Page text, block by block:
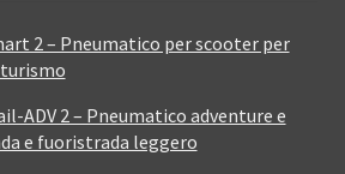
2 – Pneumatico per scooter per
turismo
ADV 2 – Pneumatico adventure e
e fuoristrada leggero